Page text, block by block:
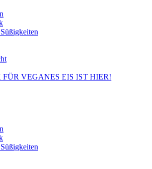
VEGANES EIS IST HIER!